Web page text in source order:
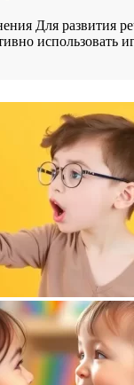
Для развития
использовать